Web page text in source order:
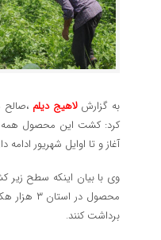
به گزارشلاهیج دیلم ،صالح
کرد: کشت این محصول همه
آغاز و تا اوایل شهریور ادامه
وی با بیان اینکه سطح زیر
برداشت کنند.